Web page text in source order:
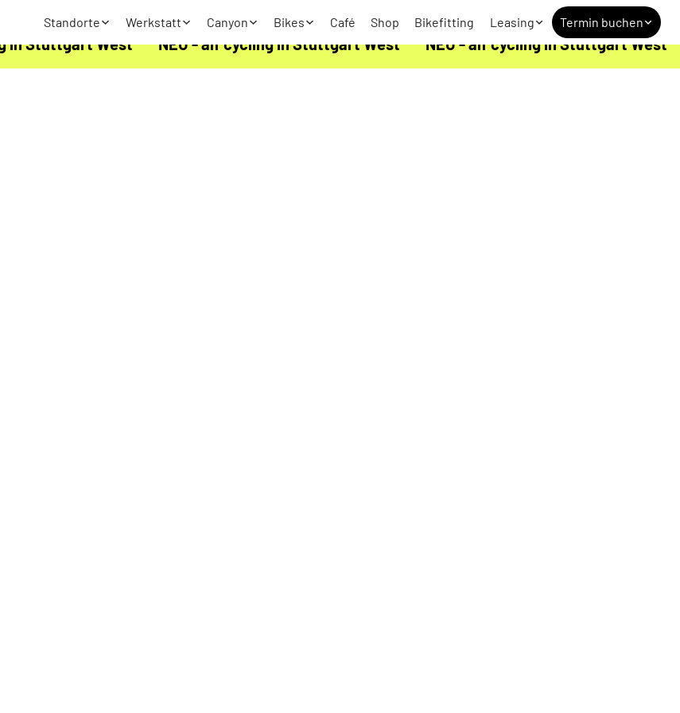
Standorte Werkstatt Canyon Bikes Café Shop Bikefitting Leasing Termin buchen
in Stuttgart West NEU - alf cycling in Stuttgart West NEU - alf cycling in Stuttgart West